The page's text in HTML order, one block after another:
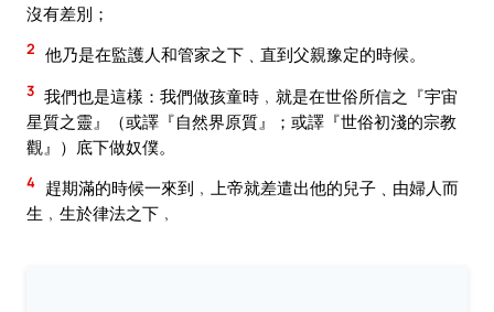
沒有差別；
2 他乃是在監護人和管家之下﹑直到父親豫定的時候。
3 我們也是這樣：我們做孩童時﹐就是在世俗所信之『宇宙
星質之靈』（或譯『自然界原質』；或譯『世俗初淺的宗教
觀』）底下做奴僕。
4 趕期滿的時候一來到﹐上帝就差遣出他的兒子﹑由婦人而
生﹐生於律法之下﹐